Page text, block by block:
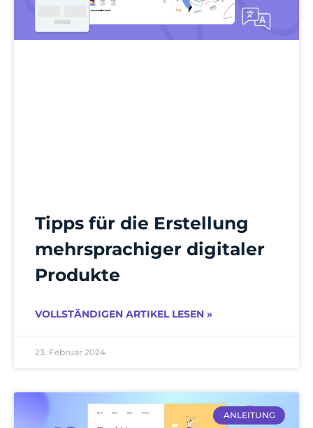
Tipps für die Erstellung
mehrsprachiger digitaler
Produkte
VOLLSTÄNDIGEN ARTIKEL LESEN »
23. Februar 2024
ANLEITUNG